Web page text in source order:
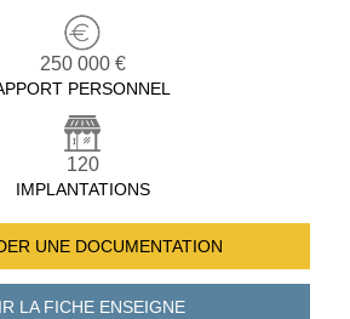
250 000 €
PERSONNEL
120
IMPLANTATIONS
UNE DOCUMENTATION
LA FICHEENSEIGNE